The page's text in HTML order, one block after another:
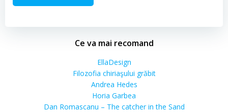
Ce va mai recomand
EllaDesign
Filozofia chiriaşului grăbit
Andrea Hedes
Horia Garbea
Dan Romascanu – The catcher in the Sand